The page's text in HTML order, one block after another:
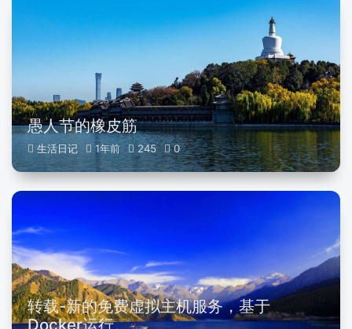
愚人节的橡皮筋
生活日记 1年前 245 0
转载-新的免费虚拟主机服务，基于
Docker运行。